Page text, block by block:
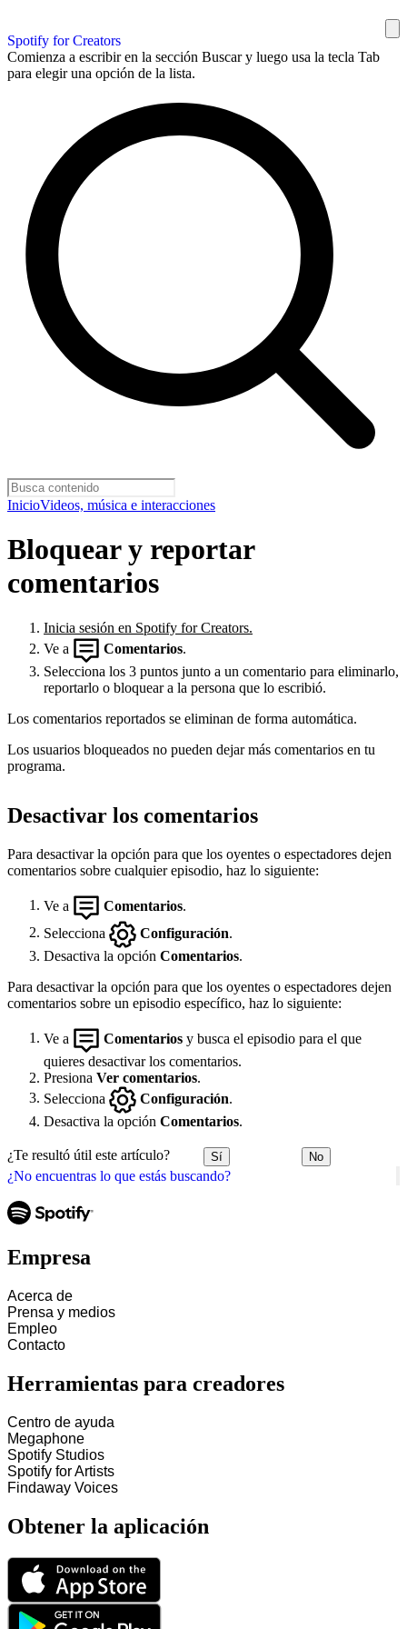
Spotify for Creators
Comienza a escribir en la sección Buscar y luego usa la tecla Tab
para elegir una opción de la lista.
InicioVideos, música e interacciones
¿No encuentras lo que estás buscando?
Bloquear y reportar
comentarios
Inicia sesión en Spotify for Creators.
Ve a
Comentarios.
Selecciona los 3 puntos junto a un comentario para eliminarlo,
reportarlo o bloquear a la persona que lo escribió.
Los comentarios reportados se eliminan de forma automática.
Los usuarios bloqueados no pueden dejar más comentarios en tu
programa.
Desactivar los comentarios
Para desactivar la opción para que los oyentes o espectadores dejen
comentarios sobre cualquier episodio, haz lo siguiente:
Ve a Comentarios
Selecciona
Configuración
Desactiva la opción Comentarios.
Para desactivar la opción para que los oyentes o espectadores dejen
comentarios sobre un episodio específico, haz lo siguiente:
Ve a Comentarios y busca el episodio para el que
quieres desactivar los comentarios.
Presiona Ver comentarios.
Selecciona
Configuración
Desactiva la opción Comentarios.
¿Te resultó útil este artículo? Sí No
Empresa
Acerca de
Prensa y medios
Empleo
Contacto
Herramientas para creadores
Centro de ayuda
Megaphone
Spotify Studios
Spotify for Artists
Findaway Voices
Obtener la aplicación